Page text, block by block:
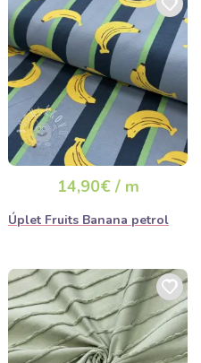
14,90€ / m
Úplet Fruits Banana petrol